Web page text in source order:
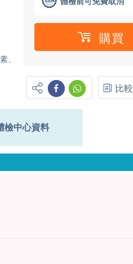
、
購買
比較
檢中心資料